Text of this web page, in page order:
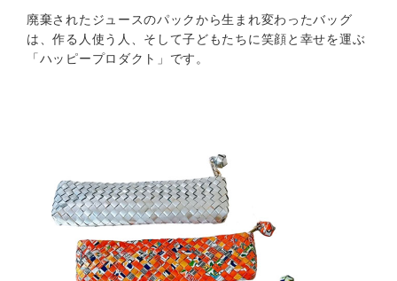
廃棄されたジュースのパックから生まれ変わったバッグ
は、作る人使う人、そして子どもたちに笑顔と幸せを運ぶ
「ハッピープロダクト」です。